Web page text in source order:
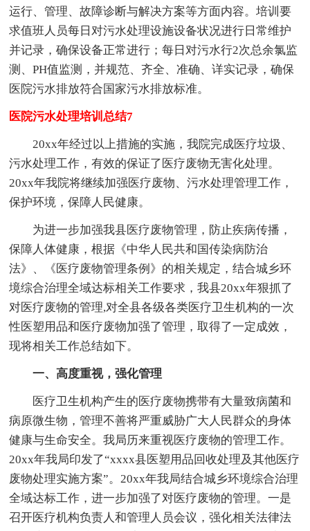
运行、管理、故障诊断与解决方案等方面内容。培训要
求值班人员每日对污水处理设施设备状况进行日常维护
并记录，确保设备正常进行；每日对污水行2次总余氯监
测、PH值监测，并规范、齐全、准确、详实记录，确保
医院污水排放符合国家污水排放标准。
医院污水处理培训总结7
20xx年经过以上措施的实施，我院完成医疗垃圾、
污水处理工作，有效的保证了医疗废物无害化处理。
20xx年我院将继续加强医疗废物、污水处理管理工作，
保护环境，保障人民健康。
为进一步加强我县医疗废物管理，防止疾病传播，
保障人体健康，根据《中华人民共和国传染病防治
法》、《医疗废物管理条例》的相关规定，结合城乡环
境综合治理全域达标相关工作要求，我县20xx年狠抓了
对医疗废物的管理,对全县各级各类医疗卫生机构的一次
性医塑用品和医疗废物加强了管理，取得了一定成效，
现将相关工作总结如下。
一、高度重视，强化管理
医疗卫生机构产生的医疗废物携带有大量致病菌和
病原微生物，管理不善将严重威胁广大人民群众的身体
健康与生命安全。我局历来重视医疗废物的管理工作。
20xx年我局印发了“xxxx县医塑用品回收处理及其他医疗
废物处理实施方案”。20xx年我局结合城乡环境综合治理
全域达标工作，进一步加强了对医疗废物的管理。一是
召开医疗机构负责人和管理人员会议，强化相关法律法